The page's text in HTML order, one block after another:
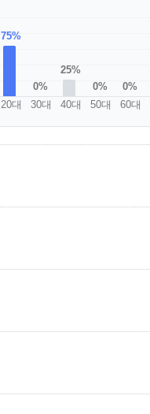
75%
20대
0%
30대
25%
40대
0%
50대
0%
60대